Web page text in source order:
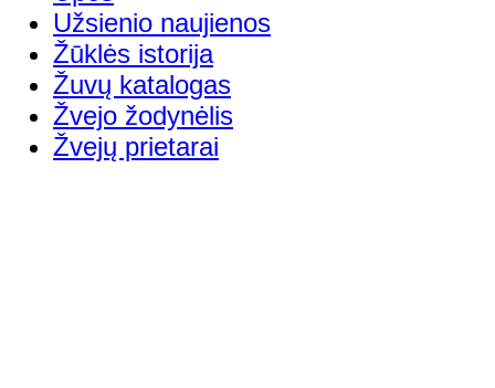
Užsienio naujienos
Žūklės istorija
Žuvų katalogas
Žvejo žodynėlis
Žvejų prietarai